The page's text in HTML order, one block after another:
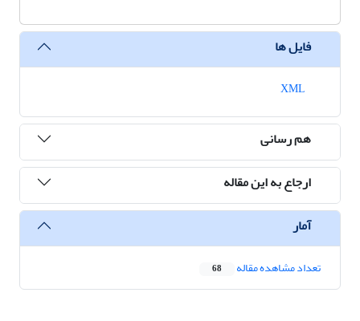
فایل ها
هم رسانی
ارجاع به این مقاله
آمار
تعداد مشاهده مقاله 68